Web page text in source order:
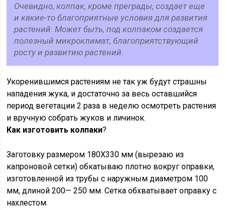
Очевидно, колпак, кроме преграды, создает еще
и какие-то благоприятные условия для развития
растений. Может быть, под колпаком создается
полезный микроклимат, благоприятствующий
росту и развитию растений.
Укоренившимся растениям не так уж будут страшны
нападения жука, и достаточно за весь оставшийся
период вегетации 2 раза в неделю осмотреть растения
и вручную собрать жуков и личинок.
Как изготовить колпаки?
Заготовку размером 180Х330 мм (вырезаю из
капроновой сетки) обкатываю плотно вокруг оправки,
изготовленной из трубы с наружным диаметром 100
мм, длиной 200— 250 мм. Сетка обхватывает оправку с
нахлестом.